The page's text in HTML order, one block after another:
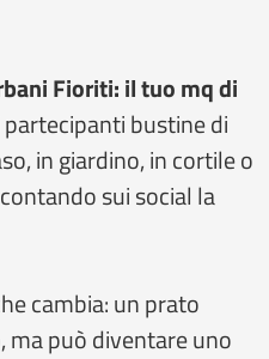
Fioriti: il tuo mq di
bustine di
in giardino, in cortile o
sui social la
cambia: un prato
ma può diventare uno